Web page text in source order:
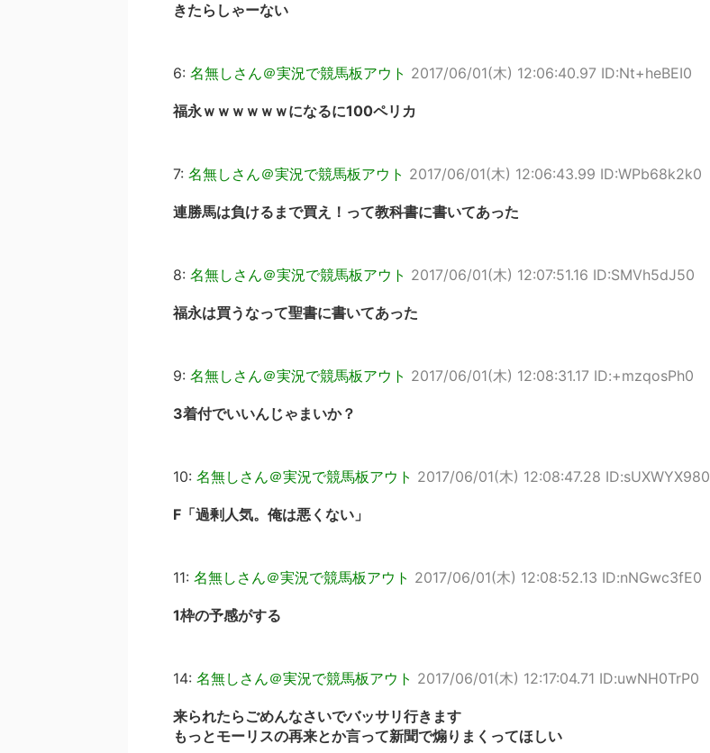
きたらしゃーない
6: 名無しさん＠実況で競馬板アウト 2017/06/01(木) 12:06:40.97 ID:Nt+heBEI0
福永ｗｗｗｗｗｗになるに100ペリカ
7: 名無しさん＠実況で競馬板アウト 2017/06/01(木) 12:06:43.99 ID:WPb68k2k0
連勝馬は負けるまで買え！って教科書に書いてあった
8: 名無しさん＠実況で競馬板アウト 2017/06/01(木) 12:07:51.16 ID:SMVh5dJ50
福永は買うなって聖書に書いてあった
9: 名無しさん＠実況で競馬板アウト 2017/06/01(木) 12:08:31.17 ID:+mzqosPh0
3着付でいいんじゃまいか？
10: 名無しさん＠実況で競馬板アウト 2017/06/01(木) 12:08:47.28 ID:sUXWYX980
F「過剰人気。俺は悪くない」
11: 名無しさん＠実況で競馬板アウト 2017/06/01(木) 12:08:52.13 ID:nNGwc3fE0
1枠の予感がする
14: 名無しさん＠実況で競馬板アウト 2017/06/01(木) 12:17:04.71 ID:uwNH0TrP0
来られたらごめんなさいでバッサリ行きます
もっとモーリスの再来とか言って新聞で煽りまくってほしい